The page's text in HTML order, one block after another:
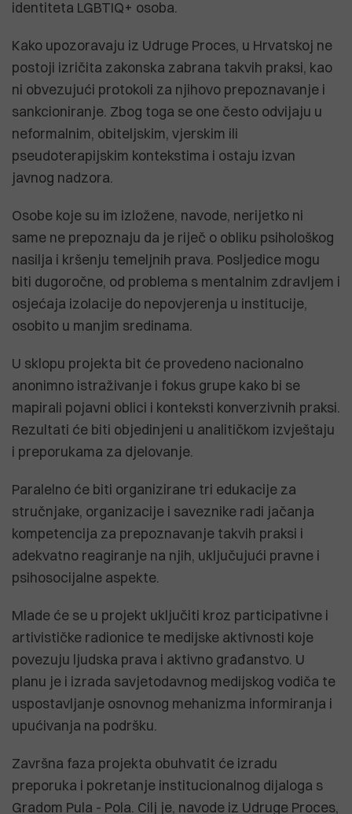
identiteta LGBTIQ+ osoba.
Kako upozoravaju iz Udruge Proces, u Hrvatskoj ne
postoji izričita zakonska zabrana takvih praksi, kao
ni obvezujući protokoli za njihovo prepoznavanje i
sankcioniranje. Zbog toga se one često odvijaju u
neformalnim, obiteljskim, vjerskim ili
pseudoterapijskim kontekstima i ostaju izvan
javnog nadzora.
Osobe koje su im izložene, navode, nerijetko ni
same ne prepoznaju da je riječ o obliku psihološkog
nasilja i kršenju temeljnih prava. Posljedice mogu
biti dugoročne, od problema s mentalnim zdravljem i
osjećaja izolacije do nepovjerenja u institucije,
osobito u manjim sredinama.
U sklopu projekta bit će provedeno nacionalno
anonimno istraživanje i fokus grupe kako bi se
mapirali pojavni oblici i konteksti konverzivnih praksi.
Rezultati će biti objedinjeni u analitičkom izvještaju
i preporukama za djelovanje.
Paralelno će biti organizirane tri edukacije za
stručnjake, organizacije i saveznike radi jačanja
kompetencija za prepoznavanje takvih praksi i
adekvatno reagiranje na njih, uključujući pravne i
psihosocijalne aspekte.
Mlade će se u projekt uključiti kroz participativne i
artivističke radionice te medijske aktivnosti koje
povezuju ljudska prava i aktivno građanstvo. U
planu je i izrada savjetodavnog medijskog vodiča te
uspostavljanje osnovnog mehanizma informiranja i
upućivanja na podršku.
Završna faza projekta obuhvatit će izradu
preporuka i pokretanje institucionalnog dijaloga s
Gradom Pula - Pola. Cilj je, navode iz Udruge Proces,